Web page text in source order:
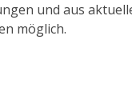
und aus
möglich.